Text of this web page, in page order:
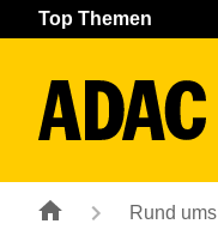
NavigationTop Themen
Rund